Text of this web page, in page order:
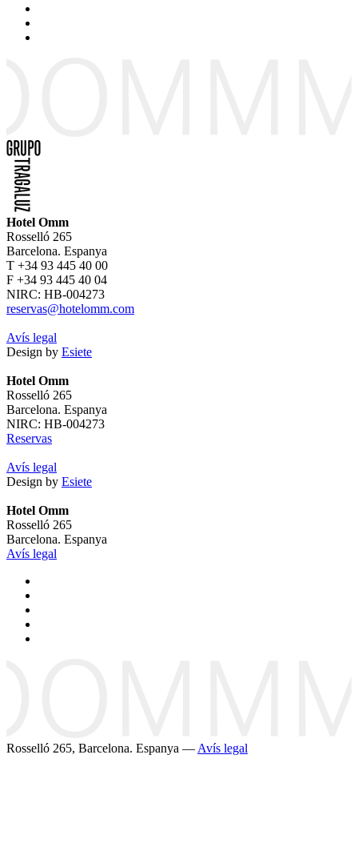
Hotel Omm
Rosselló 265
Barcelona. Espanya
T +34 93 445 40 00
F +34 93 445 40 04
NIRC: HB-004273
reservas@hotelomm.com
Avís legal
Design by Esiete
Hotel Omm
Rosselló 265
Barcelona. Espanya
NIRC: HB-004273
Reservas
Avís legal
Design by Esiete
Hotel Omm
Rosselló 265
Barcelona. Espanya
Avís legal
Rosselló 265, Barcelona. Espanya — Avís legal